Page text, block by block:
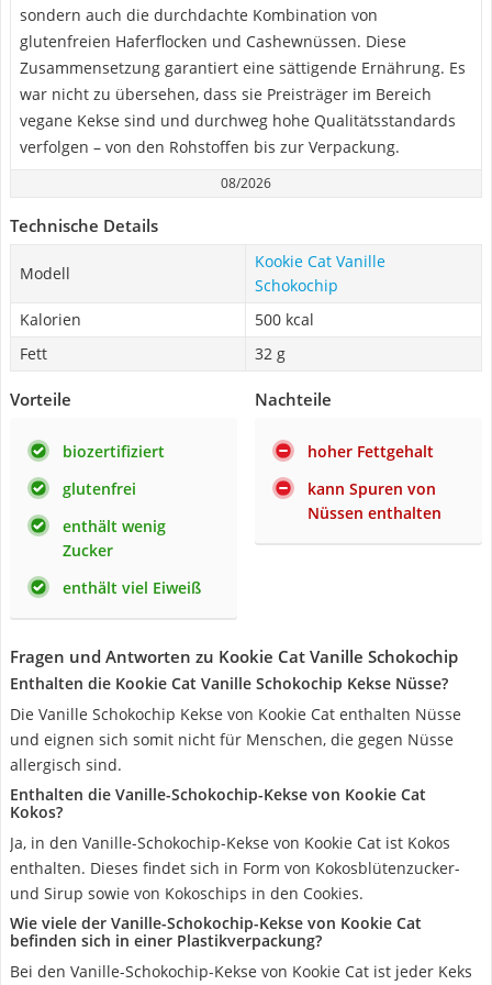
sondern auch die durchdachte Kombination von
glutenfreien Haferflocken und Cashewnüssen. Diese
Zusammensetzung garantiert eine sättigende Ernährung. Es
war nicht zu übersehen, dass sie Preisträger im Bereich
vegane Kekse sind und durchweg hohe Qualitätsstandards
verfolgen – von den Rohstoffen bis zur Verpackung.
08/2026
Technische Details
Modell
Kookie Cat Vanille
Schokochip
Kalorien
500 kcal
Fett
32 g
Vorteile
biozertifiziert
glutenfrei
enthält wenig
Zucker
enthält viel Eiweiß
Nachteile
hoher Fettgehalt
kann Spuren von
Nüssen enthalten
Fragen und Antworten zu Kookie Cat Vanille Schokochip
Enthalten die Kookie Cat Vanille Schokochip Kekse Nüsse?
Die Vanille Schokochip Kekse von Kookie Cat enthalten Nüsse
und eignen sich somit nicht für Menschen, die gegen Nüsse
allergisch sind.
Enthalten die Vanille-Schokochip-Kekse von Kookie Cat
Kokos?
Ja, in den Vanille-Schokochip-Kekse von Kookie Cat ist Kokos
enthalten. Dieses findet sich in Form von Kokosblütenzucker-
und Sirup sowie von Kokoschips in den Cookies.
Wie viele der Vanille-Schokochip-Kekse von Kookie Cat
befinden sich in einer Plastikverpackung?
Bei den Vanille-Schokochip-Kekse von Kookie Cat ist jeder Keks